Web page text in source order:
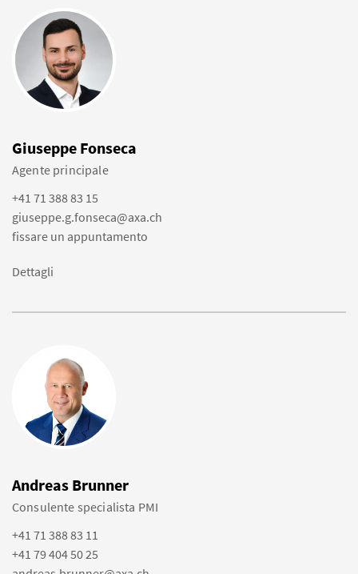
Giuseppe Fonseca
Agente principale
+41 71 388 83 15
giuseppe.g.fonseca@axa.ch
fissare un appuntamento
Dettagli
Andreas Brunner
Consulente specialista PMI
+41 71 388 83 11
+41 79 404 50 25